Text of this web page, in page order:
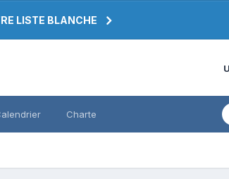
LISTE BLANCHE
Charte